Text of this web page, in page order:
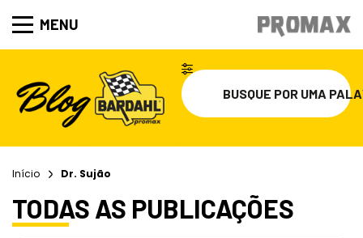
MENU
Início Dr. Sujão
TODAS AS PUBLICAÇÕES